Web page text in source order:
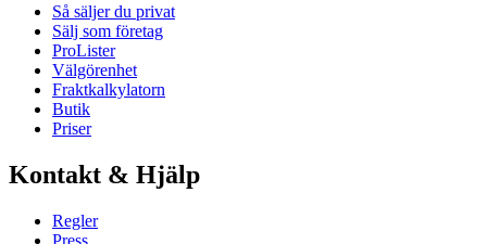
Så säljer du privat
Sälj som företag
ProLister
Välgörenhet
Fraktkalkylatorn
Butik
Priser
Kontakt & Hjälp
Regler
Press